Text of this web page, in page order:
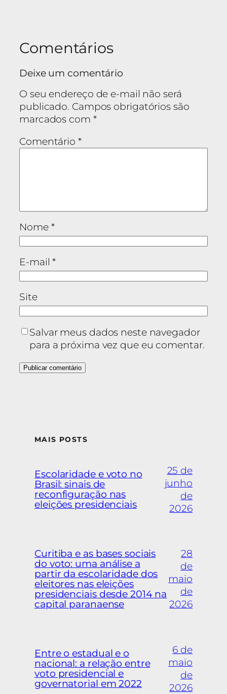
Comentários
Deixe um comentário
O seu endereço de e-mail não será
publicado. Campos obrigatórios são
marcados com *
Comentário *
Nome *
E-mail*
Site
Salvar meus dados neste navegador
para a próxima vez que eu comentar.
MAIS POSTS
Escolaridade e voto no
Brasil: sinais de
reconfiguração nas
eleições presidenciais
25 de
junho
de
2026
Curitiba e as bases sociais
do voto: uma análise a
partir da escolaridade dos
eleitores nas eleições
presidenciais desde 2014 na
capital paranaense
28
de
maio
de
2026
Entre o estadual e o
nacional: a relação entre
voto presidencial e
governatorial em 2022
6 de
maio
de
2026